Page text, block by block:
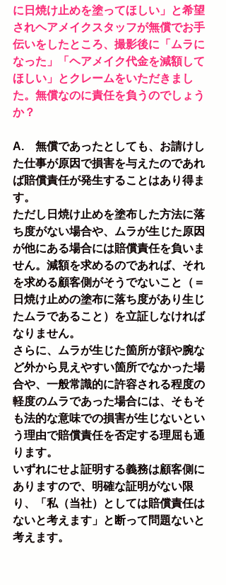
に日焼け止めを塗ってほしい」と希望
されヘアメイクスタッフが無償でお手
伝いをしたところ、撮影後に「ムラに
なった」「ヘアメイク代金を減額して
ほしい」とクレームをいただきまし
た。無償なのに責任を負うのでしょう
か？
A.　無償であったとしても、お請けし
た仕事が原因で損害を与えたのであれ
ば賠償責任が発生することはあり得ま
す。
ただし日焼け止めを塗布した方法に落
ち度がない場合や、ムラが生じた原因
が他にある場合には賠償責任を負いま
せん。減額を求めるのであれば、それ
を求める顧客側がそうでないこと（＝
日焼け止めの塗布に落ち度があり生じ
たムラであること）を立証しなければ
なりません。
さらに、ムラが生じた箇所が顔や腕な
ど外から見えやすい箇所でなかった場
合や、一般常識的に許容される程度の
軽度のムラであった場合には、そもそ
も法的な意味での損害が生じないとい
う理由で賠償責任を否定する理屈も通
ります。
いずれにせよ証明する義務は顧客側に
ありますので、明確な証明がない限
り、「私（当社）としては賠償責任は
ないと考えます」と断って問題ないと
考えます。